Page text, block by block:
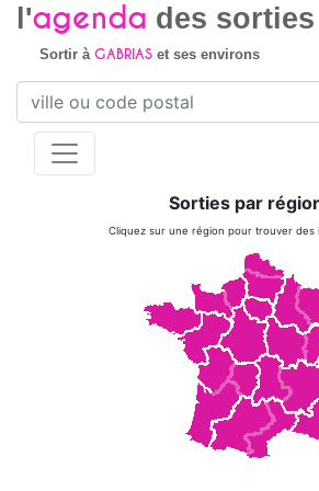
l'agenda des sorties
Sortir à GABRIASet ses environs
Sorties par
Cliquez sur une région pour trouver des